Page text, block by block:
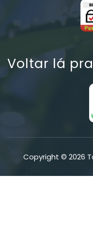
Voltar lá
Copyright © 2026